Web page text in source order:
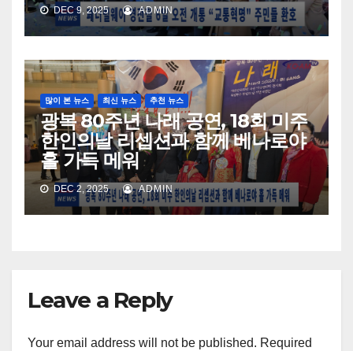
DEC 9, 2025 ADMIN
많이 본 뉴스 최신 뉴스 추천 뉴스
광복 80주년 나래 공연, 18회 미주
한인의날 리셉션과 함께 베나로야
홀 가득 메워
DEC 2, 2025 ADMIN
Leave a Reply
Your email address will not be published. Required